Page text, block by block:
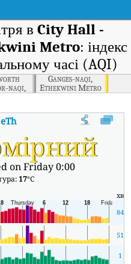
в City Hall -
Metro: індекс
часі (AQI)
naqi,
Metro
Ganges-naqi,
Ethekwini Metro
Metro Індекс
on Friday 0:00
17°C
хв
84
51
1